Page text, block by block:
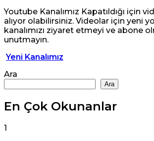
Youtube Kanalımız Kapatıldığı için
alıyor olabilirsiniz. Videolar için yeni
kanalımızı ziyaret etmeyi ve abone
unutmayın.
Yeni Kanalımız
Ara
Ara
En Çok Okunanlar
1